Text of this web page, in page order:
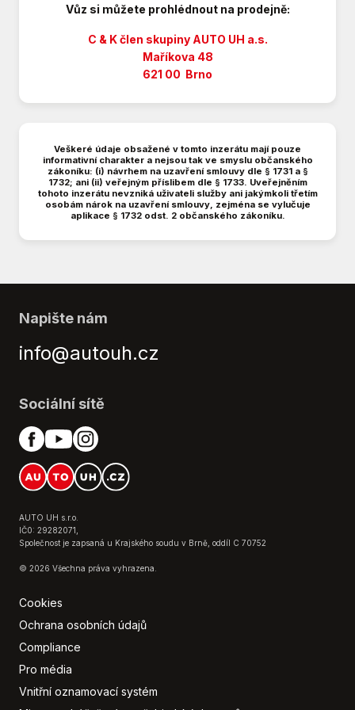
Brzdový asistent
Deaktivace airbagu spolujezdce
Digitální příjem rádia (DAB)
Digitální přístrojová deska
El. sklopná zrcátka
Hands free
Hlídání jízdního pruhu
Hlídání mrtvého úhlu
Nastavitelný volant
Parkovací senzory přední
Přední světla LED
Senzor stěračů
Senzor světel
Senzor tlaku v pneumatikách
Sledování únavy řidiče
Stabilizace podvozku (ESP)
Střešní okno
Tónovaná skla
Třízónová klimatizace
Uzávěrka mezináprav. diferenciálu
Venkovní teploměr
Volba jízdního režimu
Vyhřívaná sedadla
Vyhřívaná zadní sedadla
Vůz si můžete prohlédnout na prodejně:
C & K člen skupiny AUTO UH a.s.
Maříkova 48
621 00 Brno
Veškeré údaje obsažené v tomto inzerátu mají pouze
informativní charakter a nejsou tak ve smyslu občanského
zákoníku: (i) návrhem na uzavření smlouvy dle § 1731 a §
1732; ani (ii) veřejným příslibem dle § 1733. Uveřejněním
tohoto inzerátu nevzniká uživateli služby ani jakýmkoli třetím
osobám nárok na uzavření smlouvy, zejména se vylučuje
aplikace § 1732 odst. 2 občanského zákoníku.
AUTO UH s.r.o.
IČ0: 29282071,
Společnost je zapsaná u Krajského soudu v Brně, oddíl C 70752
© 2026 Všechna práva vyhrazena.
Cookies
Ochrana osobních údajů
Compliance
Pro média
Vnitřní oznamovací systém
Napište nám
info@autouh.cz
Sociální sítě